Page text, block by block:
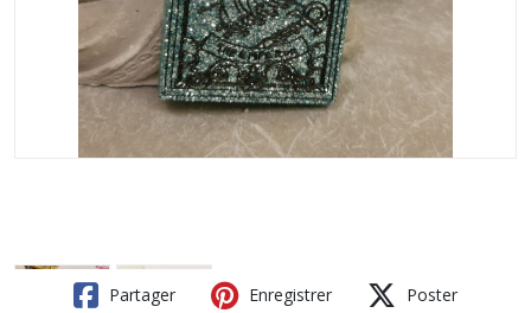
Partager Enregistrer Poster